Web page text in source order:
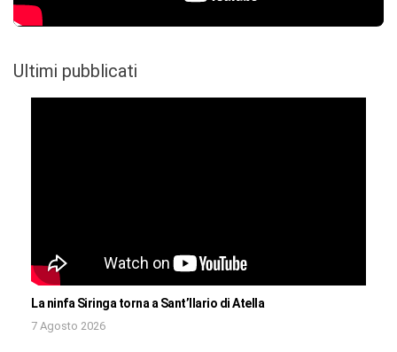
Ultimi pubblicati
La ninfa Siringa torna a Sant’Ilario di Atella
7 Agosto 2026